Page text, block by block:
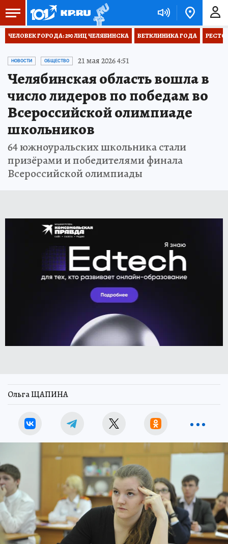
ЧЕЛОВЕК ГОРОДА: 290 ЛИЦ ЧЕЛЯБИНСКА ВЕТКЛИНИКА ГОДА
НОВОСТИ ОБЩЕСТВО 21 мая 2026 4:51
Челябинская область вошла в
число лидеров по победам во
Всероссийской олимпиаде
школьников
64 южноуральских школьника стали
призёрами и победителями финала
Всероссийской олимпиады
Ольга ЩАПИНА